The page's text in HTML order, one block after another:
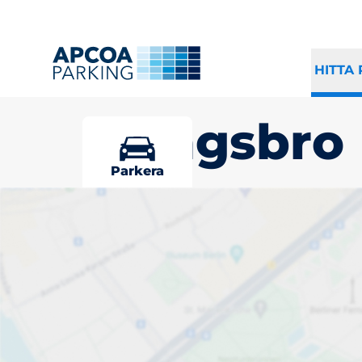
HITTA
Ljungsbro
Parkera
Välj din
Ljungsbro